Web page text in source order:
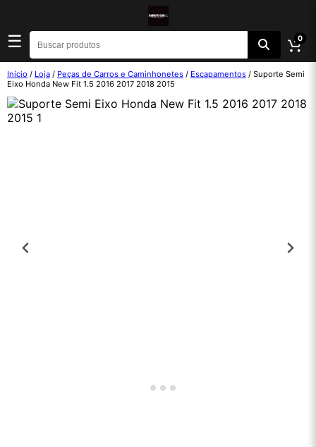
☰ 0
Início / Loja / Peças de Carros e Caminhonetes / Escapamentos / Suporte Semi
Eixo Honda New Fit 1.5 2016 2017 2018 2015